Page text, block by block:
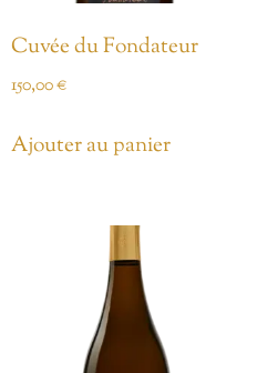
Cuvée du Fondateur
150,00€
Ajouter au panier